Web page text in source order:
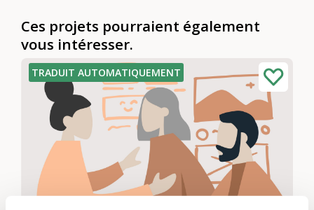
Ces projets pourraient également
vous intéresser.
TRADUIT AUTOMATIQUEMENT